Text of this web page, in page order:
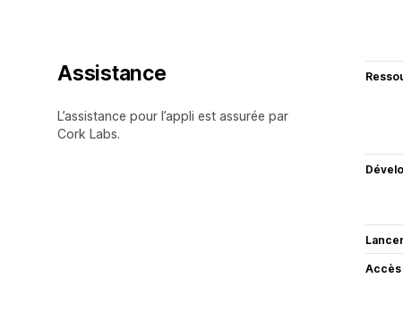
Assistance
L’assistance pour l’appli est assurée par
Cork Labs.
Accès